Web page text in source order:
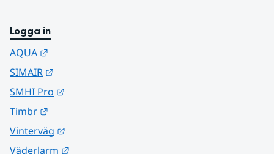
Logga in
AQUA
SIMAIR
SMHI Pro
Timbr
Vinterväg
Väderlarm